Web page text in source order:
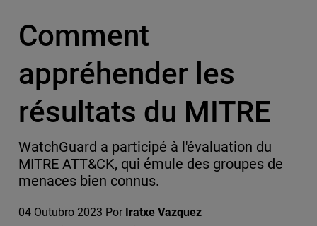
Comment
appréhender les
résultats du MITRE
WatchGuard a participé à l'évaluation du
MITRE ATT&CK, qui émule des groupes de
menaces bien connus.
04 Outubro 2023 Por Iratxe Vazquez